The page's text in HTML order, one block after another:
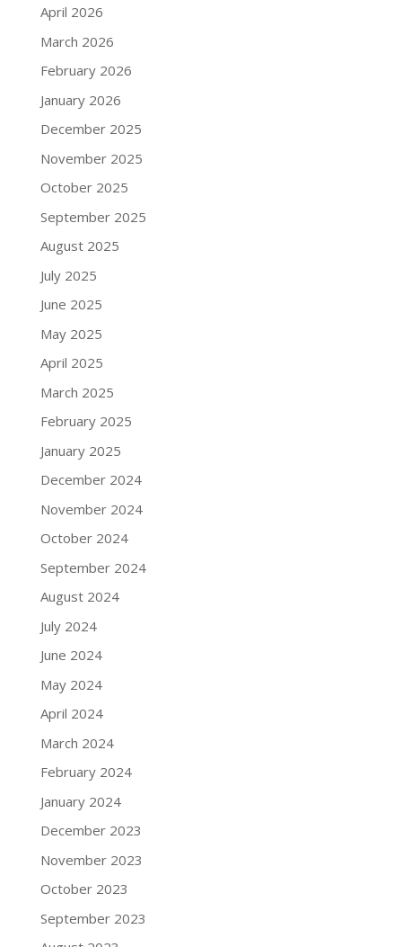
April 2026
March 2026
February 2026
January 2026
December 2025
November 2025
October 2025
September 2025
August 2025
July 2025
June 2025
May 2025
April 2025
March 2025
February 2025
January 2025
December 2024
November 2024
October 2024
September 2024
August 2024
July 2024
June 2024
May 2024
April 2024
March 2024
February 2024
January 2024
December 2023
November 2023
October 2023
September 2023